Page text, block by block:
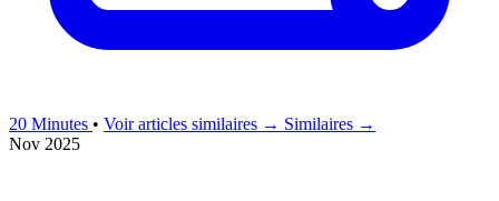
20 Minutes • Voir articles similaires → Similaires →
Nov 2025